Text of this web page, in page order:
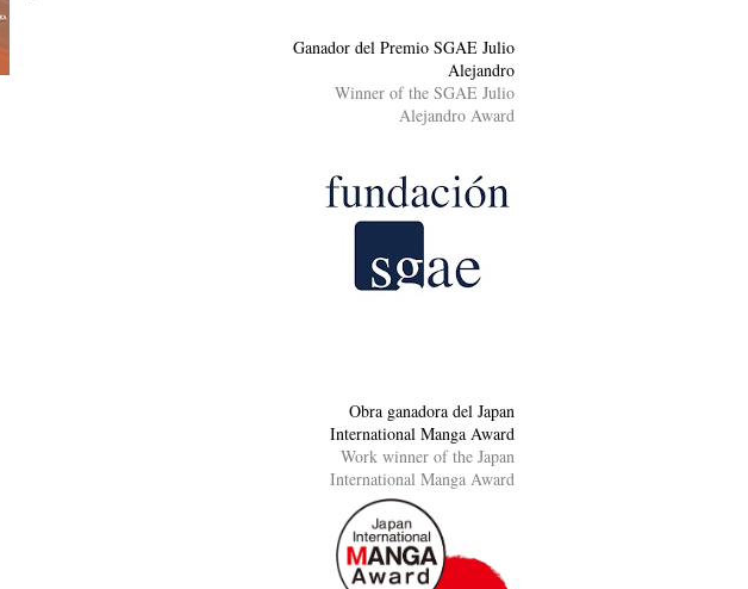
Ganador del Premio SGAE Julio
Alejandro
Winner of the SGAE Julio
Alejandro Award
Obra ganadora del Japan
International Manga Award
Work winner of the Japan
International Manga Award